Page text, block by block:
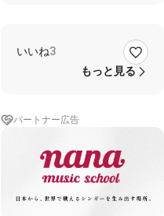
いいね3
もっと見る
パートナー広告